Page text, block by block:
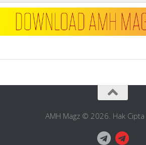
AMH Magz © 2026. Hak